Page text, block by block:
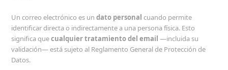
Un correo electrónico es undato personal cuando permite
identificar directa o indirectamente a una persona física. Esto
significa quecualquier tratamiento del email —incluida su
validación— está sujeto al Reglamento General de Protección de
Datos.